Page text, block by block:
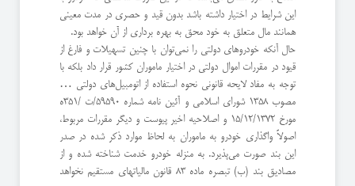
این شرایط در اختیار داشته باشد بدون قید و حصری در مدت معینی
همانند مال متعلق به خود محق به بهره ‌برداری از آن خواهد بود.
حال آنکه خودروهای دولتی را نمی‌توان با چنین تسهیلات و فارغ از
قیود در مقررات اموال دولتی در اختیار ماموران کشور قرار داد بلکه با
توجه به مفاد لایحه قانونی نحوه استفاده از اتومبیل‌های دولتی …
مصوب 1358 شورای اسلامی و آئین نامه شماره 59590/ت /351ه
مورخ 15/12/1372 و اصلاحیه اخیر پیوست و دیگر مقررات مربوط،
اصولاً واگذاری خودرو به ماموران به لحاظ موارد ذکر شده در صدر
این بند صورت می‌پذیرد. به منزله خودرو خدمت شناخته شده و از
مصادیق بند (ب) تبصره ماده 83 قانون مالیاتهای مستقیم نخواهد